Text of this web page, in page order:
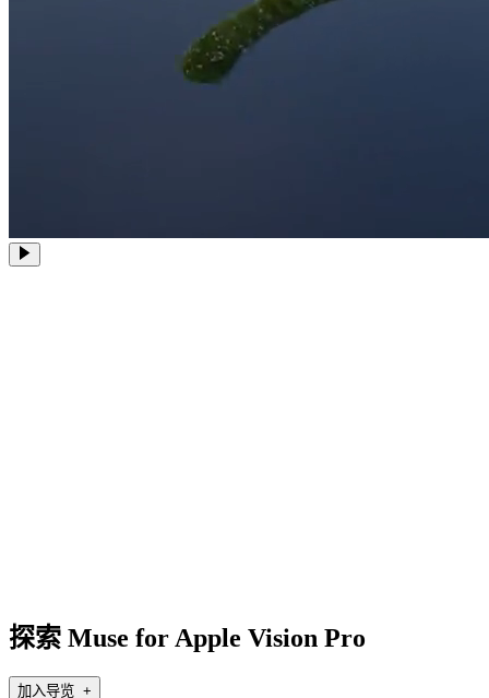
探索 Muse for Apple Vision Pro
加入导览 +